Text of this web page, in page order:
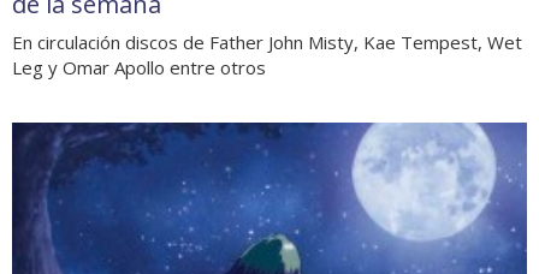
En circulación discos de Father John Misty, Kae Tempest, Wet
Leg y Omar Apollo entre otros